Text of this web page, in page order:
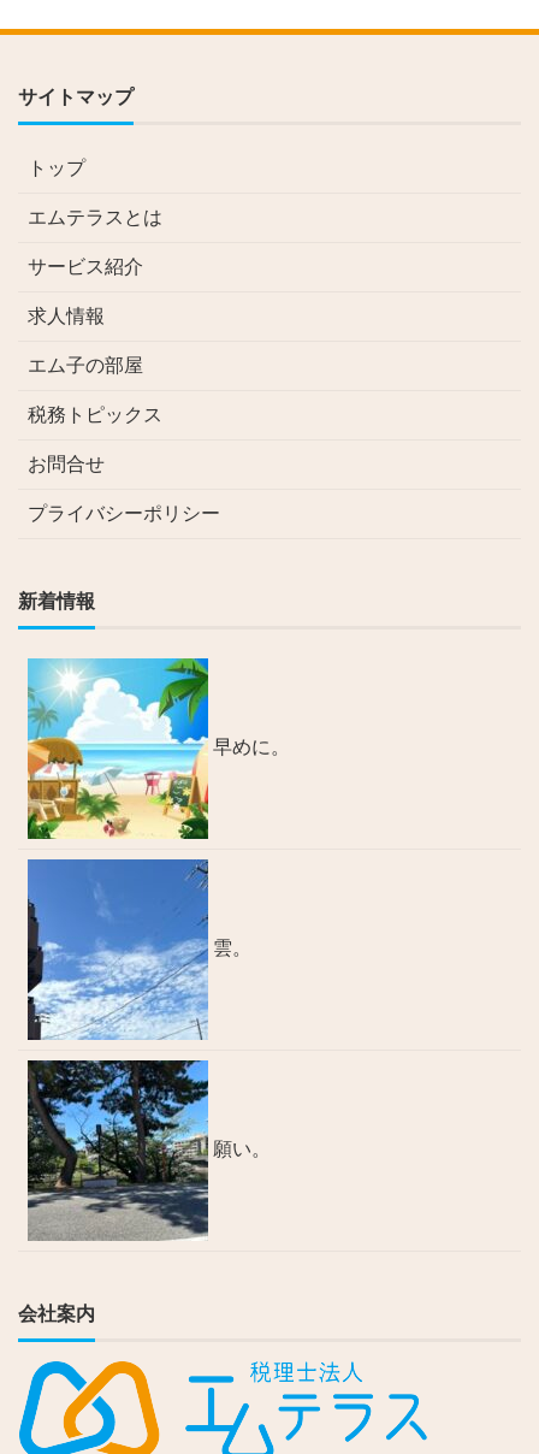
サイトマップ
トップ
エムテラスとは
サービス紹介
求人情報
エム子の部屋
税務トピックス
お問合せ
プライバシーポリシー
新着情報
早めに。
雲。
願い。
会社案内